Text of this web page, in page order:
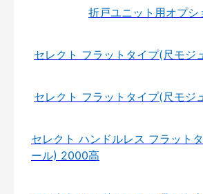
折戸ユニット用オプシ
セレクト フラットタイプ(尺モジ
セレクト フラットタイプ(尺モジ
セレクト ハンドルレス フラット
ール) 2000高